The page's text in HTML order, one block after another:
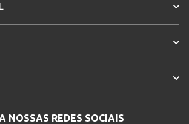
NOSSAS REDES SOCIAIS